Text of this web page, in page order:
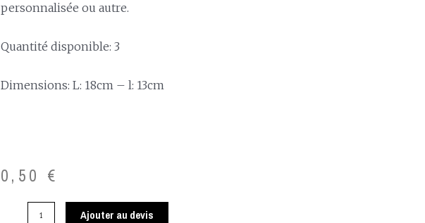
personnalisée ou autre.
Quantité disponible: 3
Dimensions: L: 18cm – l: 13cm
0,50 €
Ajouter au devis